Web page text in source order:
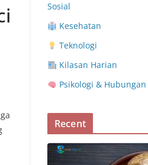
Sosial
Kesehatan
Teknologi
Kilasan Harian
Psikologi & Hubungan
Recent